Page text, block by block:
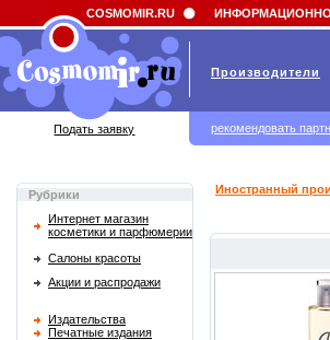
Field 'news_title' doesn't have a default value
Рубрики
Интернет магазин
косметики и парфюмерии
Салоны красоты
Акции и распродажи
Издательства
Печатные издания
Иностранный
COSMOMIR.RU
Производители
Подать заявку рекомендовать